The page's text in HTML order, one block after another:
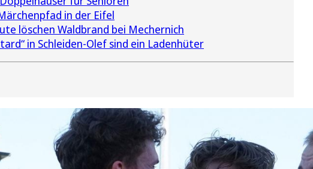
in der Eifel
löschen Waldbrand bei Mechernich
in Schleiden-Olef sind ein Ladenhüter